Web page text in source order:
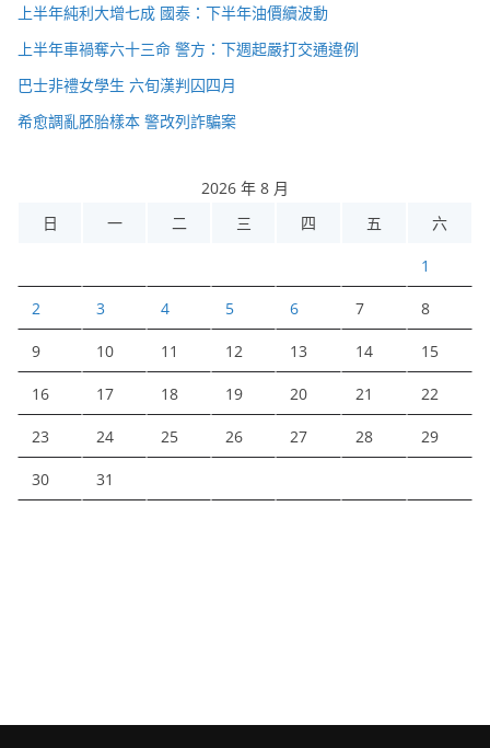
上半年純利大增七成 國泰：下半年油價續波動
上半年車禍奪六十三命 警方：下週起嚴打交通違例
巴士非禮女學生 六旬漢判囚四月
希愈調亂胚胎樣本 警改列詐騙案
2026 年 8 月
日
一 二 三 四 五 六
1
2 3 4 5 6 7 8
9 10 11 12 13 14 15
16 17 18 19 20 21 22
23 24 25 26 27 28 29
30 31